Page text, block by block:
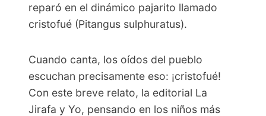
reparó en el dinámico pajarito llamado
cristofué (Pitangus sulphuratus).
Cuando canta, los oídos del pueblo
escuchan precisamente eso: ¡cristofué!
Con este breve relato, la editorial La
Jirafa y Yo, pensando en los niños más